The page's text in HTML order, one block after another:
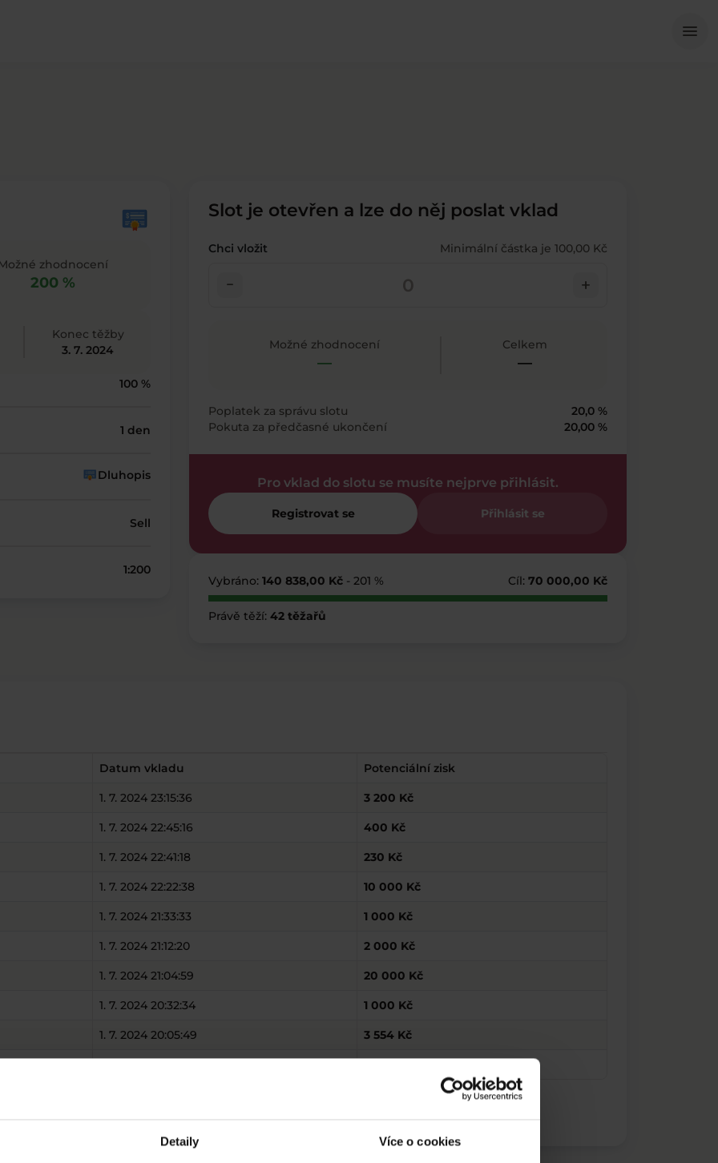
Detaily Více o cookies
menu
Možné zhodnocení
200 %
Konec těžby
3. 7. 2024
100 %
1 den
Dluhopis
Sell
1:200
Slot je otevřen a lze do něj poslat vklad
Chci vložit Minimální částka je 100,00 Kč
check_indeterminate_small add
Možné zhodnocení
—
Celkem
—
Poplatek za správu slotu
20,0 %
Pokuta za předčasné ukončení
20,00 %
Pro vklad do slotu se musíte nejprve přihlásit.
Registrovat se Přihlásit se
Vybráno: 140 838,00 Kč - 201 % Cíl: 70 000,00 Kč
Právě těží: 42 těžařů
Datum vkladu Potenciální zisk
1. 7. 2024 23:15:36 3 200 Kč
1. 7. 2024 22:45:16 400 Kč
1. 7. 2024 22:41:18 230 Kč
1. 7. 2024 22:22:38 10 000 Kč
1. 7. 2024 21:33:33 1 000 Kč
1. 7. 2024 21:12:20 2 000 Kč
1. 7. 2024 21:04:59 20 000 Kč
1. 7. 2024 20:32:34 1 000 Kč
1. 7. 2024 20:05:49 3 554 Kč